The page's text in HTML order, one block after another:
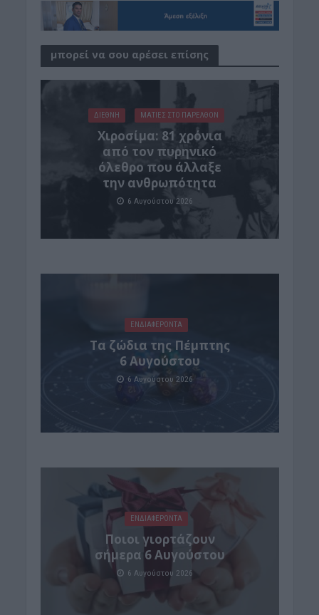
μπορεί να σου αρέσει επίσης
ΔΙΕΘΝΗ ΜΑΤΙΕΣ ΣΤΟ ΠΑΡΕΛΘΟΝ
Χιροσίμα: 81 χρόνια
από τον πυρηνικό
όλεθρο που άλλαξε
την ανθρωπότητα
6 Αυγούστου 2026
ΕΝΔΙΑΦΕΡΟΝΤΑ
Tα ζώδια της Πέμπτης
6 Αυγούστου
6 Αυγούστου 2026
ΕΝΔΙΑΦΕΡΟΝΤΑ
Ποιοι γιορτάζουν
σήμερα 6 Αυγούστου
6 Αυγούστου 2026